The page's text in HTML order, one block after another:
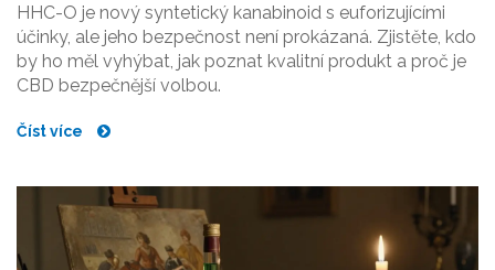
HHC-O je nový syntetický kanabinoid s euforizujícími
účinky, ale jeho bezpečnost není prokázaná. Zjistěte, kdo
by ho měl vyhýbat, jak poznat kvalitní produkt a proč je
CBD bezpečnější volbou.
Číst více